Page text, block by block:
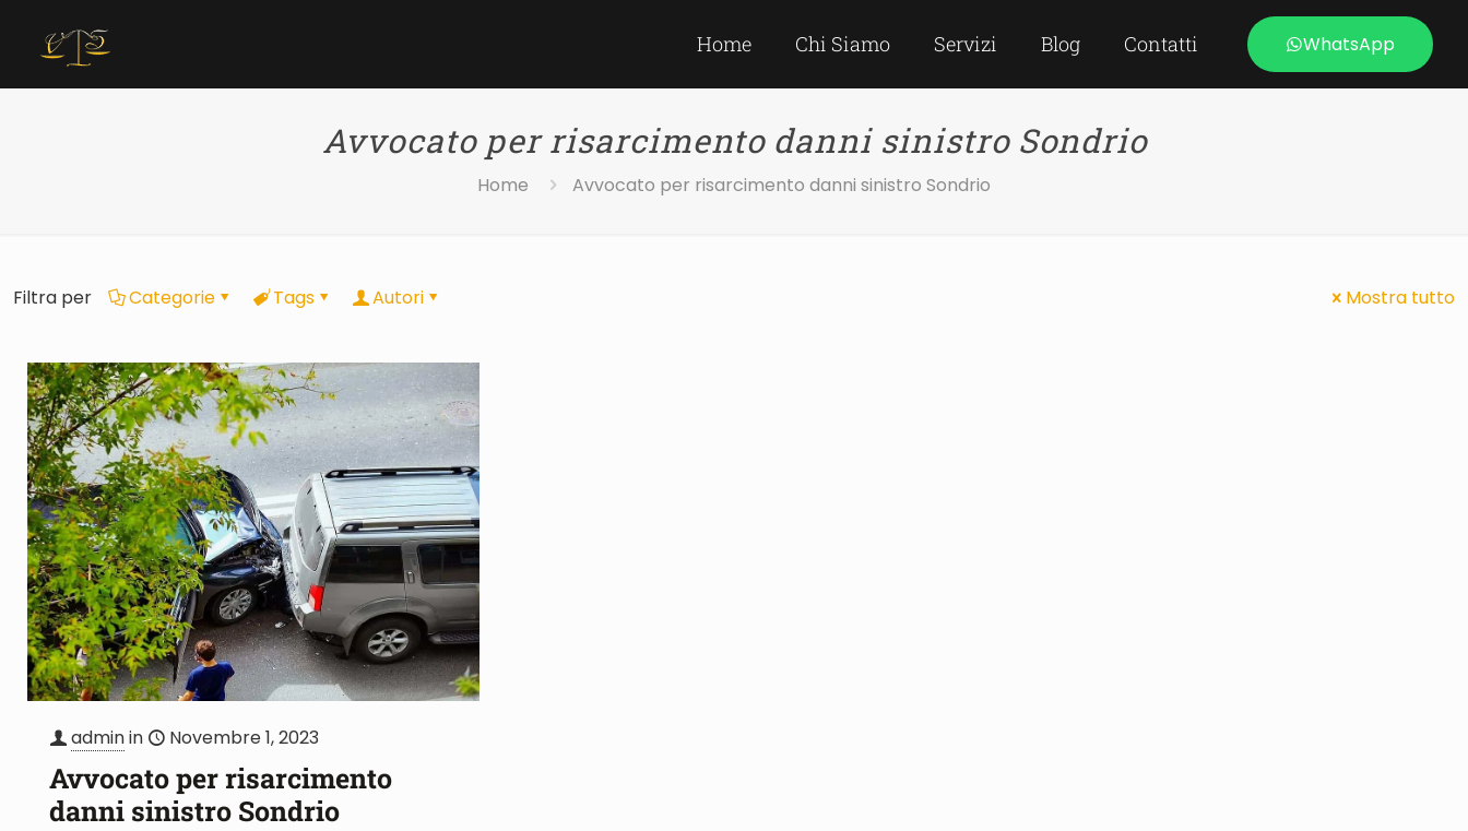
Home Chi Siamo Servizi Blog Contatti WhatsApp
Avvocato per risarcimento danni sinistro Sondrio
Home Avvocato per risarcimento danni sinistro Sondrio
Filtra per Categorie Tags Autori Mostra tutto
adminin Novembre 1, 2023
Avvocato per risarcimento
danni sinistro Sondrio